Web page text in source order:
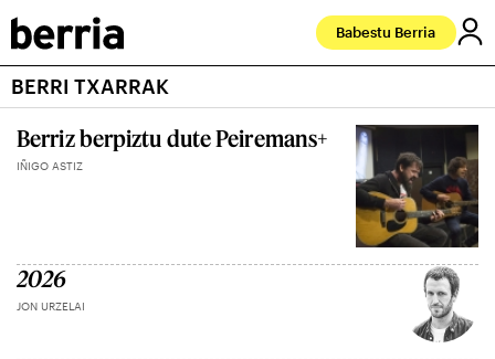
Babestu Berria
BERRI TXARRAK
Berriz berpiztu dute Peiremans+
IÑIGO ASTIZ
2026
JON URZELAI